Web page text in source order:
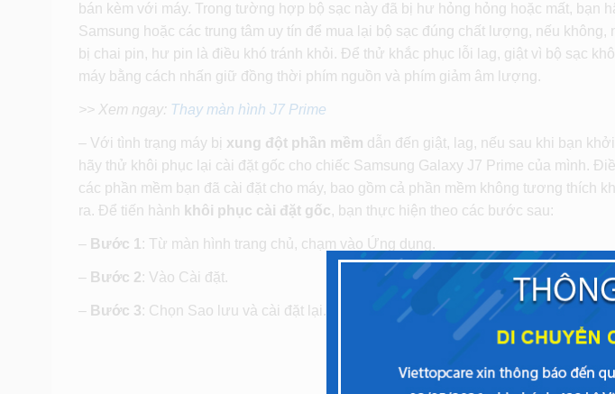
bán kèm với máy. Trong tường hợp bộ sạc này đã bị hư hỏng hỏng hoặc mất, bạn
Samsung hoặc các trung tâm uy tín để mua lại bộ sạc đúng chất lượng, nếu
bị chai pin, hư pin là điều khó tránh khỏi. Để thử khắc phục lỗi lag, giật vì bộ sạc
máy bằng cách nhấn giữ đồng thời phím nguồn và phím giảm âm lượng.
>> Xem ngay: Thay màn hình J7 Prime
– Với tình trạng máy bị xung đột phần mềm dẫn đến giật, lag, nếu sau khi bạn
hãy thử khôi phục lại cài đặt gốc cho chiếc Samsung Galaxy J7 Prime của mình.
các phần mềm bạn đã cài đặt cho máy, bao gồm cả phần mềm không tương thích
ra. Để tiến hành khôi phục cài đặt gốc, bạn thực hiện theo các bước sau:
– Bước 1 : Từ màn hình trang chủ, chạm vào Ứng dụng.
– Bước 2: Vào Cài đặt.
– Bước 3: Chọn Sao lưu và cài đặt lại.